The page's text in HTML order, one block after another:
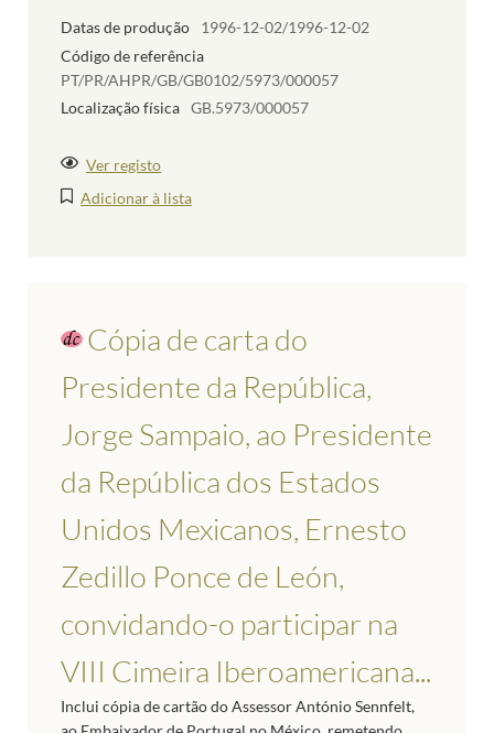
Datas de produção
1996-12-02/1996-12-02
Código de referência
PT/PR/AHPR/GB/GB0102/5973/000057
Localização física GB.5973/000057
Ver registo
Adicionar à lista
Cópia de carta do
Presidente da República,
Jorge Sampaio, ao Presidente
da República dos Estados
Unidos Mexicanos, Ernesto
Zedillo Ponce de León,
convidando-o participar na
VIII Cimeira Iberoamericana...
Inclui cópia de cartão do Assessor António Sennfelt,